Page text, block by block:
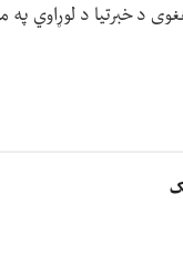
د خبرتیا د لوړاوي په